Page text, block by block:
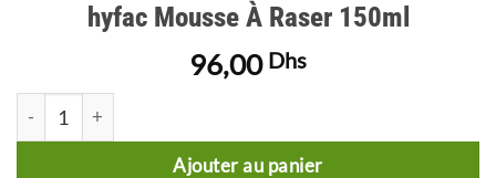
hyfac Mousse À Raser 150ml
96,00 Dhs
quantité de hyfac Mousse À Raser 150ml
Ajouter au panier